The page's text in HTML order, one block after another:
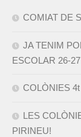
COMIAT DE
JA TENIM
ESCOLAR 26-
COLÒNIES 4t
LES
PIRINEU!